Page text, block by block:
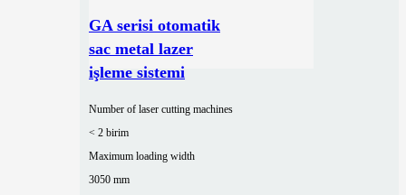
GA serisi otomatik
sac metal lazer
işleme sistemi
Number of laser cutting machines
< 2 birim
Maximum loading width
3050 mm